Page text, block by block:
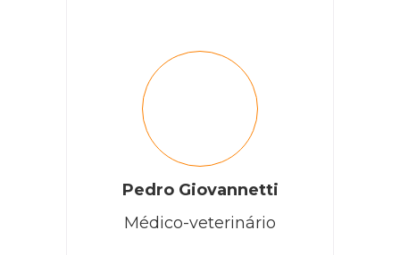
Pedro Giovannetti
Médico-veterinário